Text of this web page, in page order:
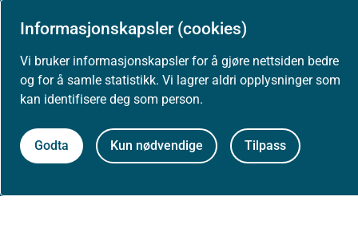
Informasjonskapsler (cookies)
Vi bruker informasjonskapsler for å gjøre nettsiden bedre
og for å samle statistikk. Vi lagrer aldri opplysninger som
kan identifisere deg som person.
Godta Kun nødvendige Tilpass
Arrangementer
Høringer